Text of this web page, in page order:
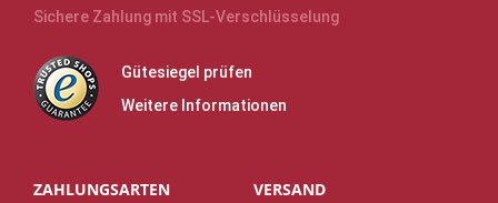
Sichere Zahlung mit SSL-Verschlüsselung
Gütesiegel prüfen
Weitere Informationen
ZAHLUNGSARTEN VERSAND